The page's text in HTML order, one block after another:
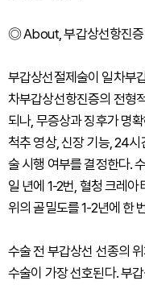
◎ About, 부갑상선항진증
부갑상선절제술이 일차부
차부갑상선항진증의 전형
되나, 무증상과 징후가 명
척추 영상, 신장 기능, 24
술 시행 여부를 결정한다.
일 년에 1-2번, 혈청 크레
위의 골밀도를 1-2년에 한
수술 전 부갑상선 선종의
수술이 가장 선호된다. 부